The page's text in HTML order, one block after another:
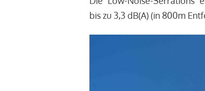
bis zu 3,3 dB(A) (in 800m